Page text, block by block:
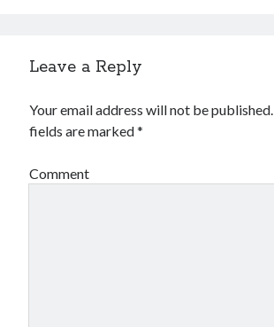
Leave a Reply
Your email address will not be published.
fields are marked*
Comment